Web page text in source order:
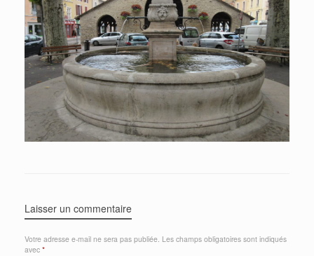
Laisser un commentaire
Votre adresse e-mail ne sera pas publiée. Les champs obligatoires sont indiqués
avec *